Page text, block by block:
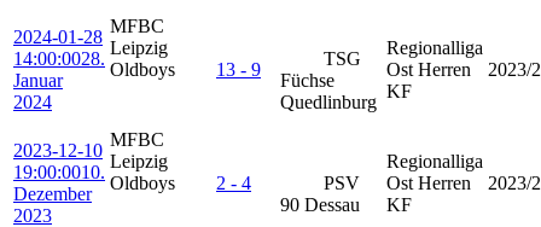
2024-01-28
14:00:0028.
Januar
2024
MFBC
Leipzig
Oldboys
13 - 9
TSG
Füchse
Quedlinburg
Regionalliga
Ost Herren
KF
2023/
2023-12-10
19:00:0010.
Dezember
2023
MFBC
Leipzig
Oldboys
2 - 4
PSV
90 Dessau
Regionalliga
Ost Herren
KF
2023/